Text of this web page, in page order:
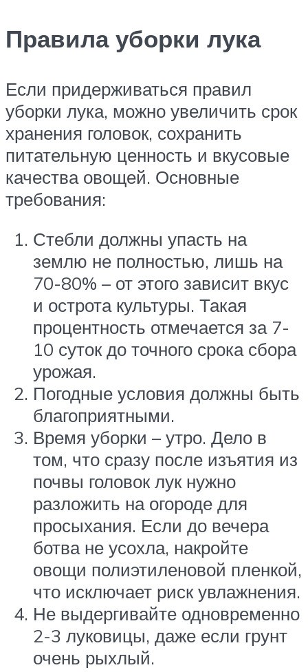
Правила уборки лука
Если придерживаться правил
уборки лука, можно увеличить срок
хранения головок, сохранить
питательную ценность и вкусовые
качества овощей. Основные
требования:
Стебли должны упасть на
землю не полностью, лишь на
70-80% – от этого зависит вкус
и острота культуры. Такая
процентность отмечается за 7-
10 суток до точного срока сбора
урожая.
Погодные условия должны быть
благоприятными.
Время уборки – утро. Дело в
том, что сразу после изъятия из
почвы головок лук нужно
разложить на огороде для
просыхания. Если до вечера
ботва не усохла, накройте
овощи полиэтиленовой пленкой,
что исключает риск увлажнения.
Не выдергивайте одновременно
2-3 луковицы, даже если грунт
очень рыхлый.